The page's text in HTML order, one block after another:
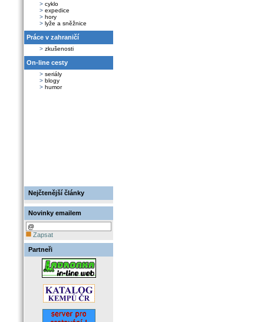
> cyklo
> expedice
> hory
> lyže a sněžnice
Práce v zahraničí
> zkušenosti
On-line cesty
> seriály
> blogy
> humor
Nejčtenější články
Novinky emailem
Zapsat
Partneři